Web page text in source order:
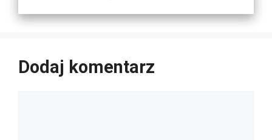
Dodaj komentarz